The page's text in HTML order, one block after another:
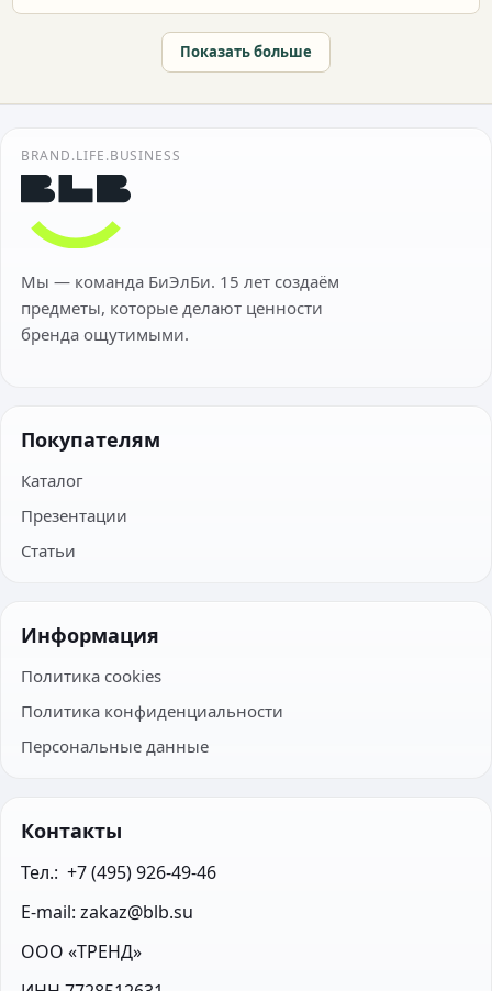
Показать больше
BRAND.LIFE.BUSINESS
Мы — команда БиЭлБи. 15 лет создаём
предметы, которые делают ценности
бренда ощутимыми.
Покупателям
Каталог
Презентации
Статьи
Информация
Политика cookies
Политика конфиденциальности
Персональные данные
Контакты
Тел.:  +7 (495) 926-49-46
E-mail: zakaz@blb.su
ООО «ТРЕНД»